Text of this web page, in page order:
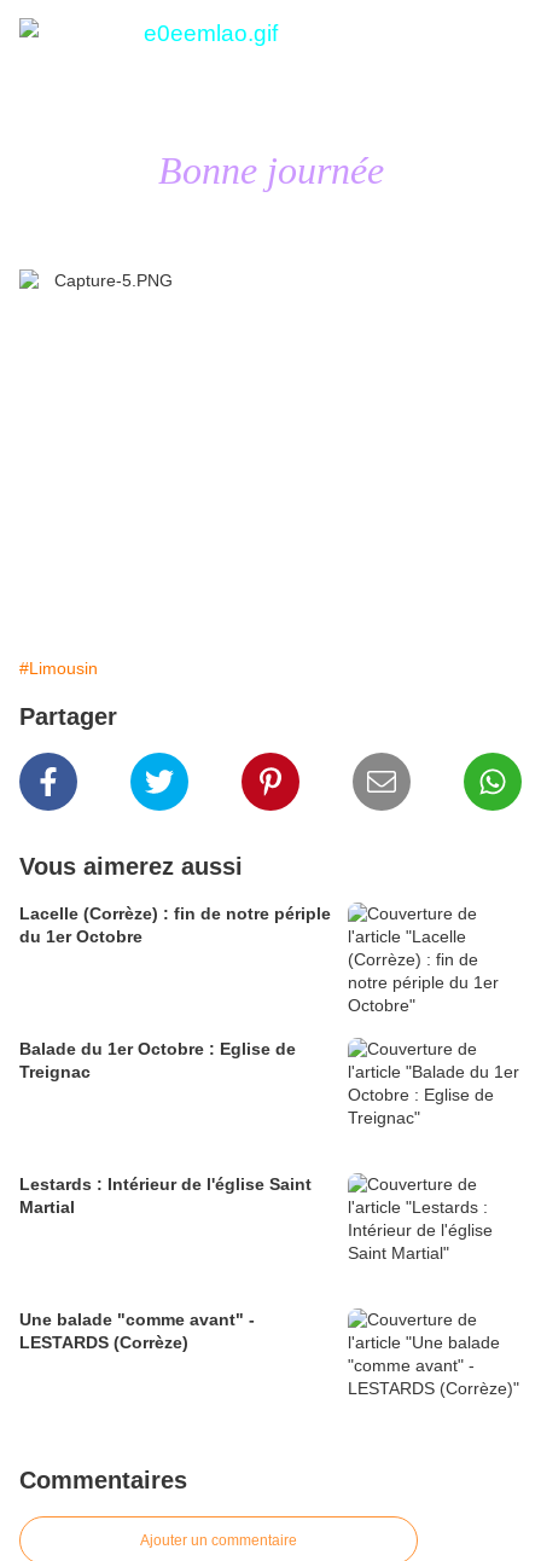
Bonne journée
#Limousin
Partager
Vous aimerez aussi
Lacelle (Corrèze) : fin de notre périple
du 1er Octobre
Balade du 1er Octobre : Eglise de
Treignac
Lestards : Intérieur de l'église Saint
Martial
Une balade "comme avant" -
LESTARDS (Corrèze)
Commentaires
Ajouter un commentaire